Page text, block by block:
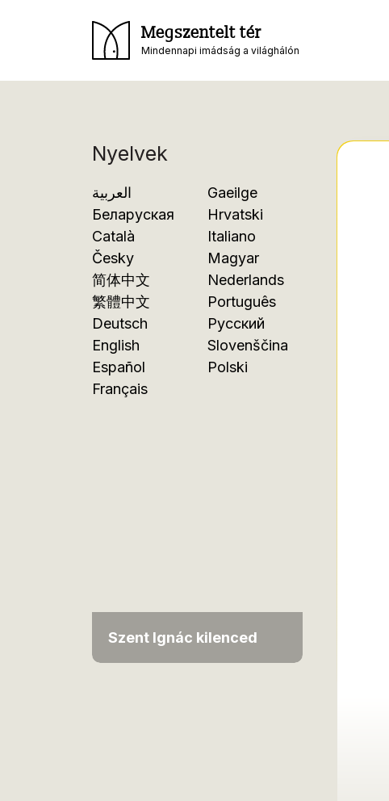
Megszentelt tér
Mindennapi imádság a világhálón
Nyelvek
العربية
Беларуская
Català
Česky
简体中文
繁體中文
Deutsch
English
Español
Français
Gaeilge
Hrvatski
Italiano
Magyar
Nederlands
Português
Русский
Slovenščina
Polski
Szent Ignác kilenced